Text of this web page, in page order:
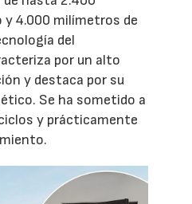
4.000 milímetros de
del
por un alto
y destaca por su
Se ha sometido a
y prácticamente